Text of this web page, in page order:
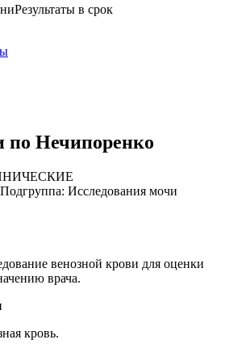
Результаты в срок
по Нечипоренко
Подгруппа: Исследования мочи
венозной крови для оценки
врача.
кровь.